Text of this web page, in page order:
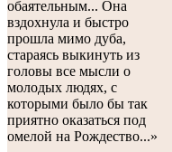
обаятельным... Она
вздохнула и быстро
прошла мимо дуба,
стараясь выкинуть из
головы все мысли о
молодых людях, с
которыми было бы так
приятно оказаться под
омелой на Рождество...»